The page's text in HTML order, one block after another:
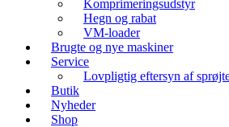
Komprimeringsudstyr
Hegn og rabat
VM-loader
Brugte og nye maskiner
Service
Lovpligtig eftersyn af
Butik
Nyheder
Shop